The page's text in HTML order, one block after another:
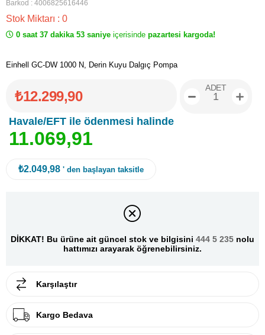
Barkod : 4006825616446
Stok Miktarı : 0
0 saat 37 dakika 52 saniye içerisinde pazartesi kargoda!
Einhell GC-DW 1000 N, Derin Kuyu Dalgıç Pompa
₺12.299,90
Havale/EFT ile ödenmesi halinde
11.069,91
ADET
₺2.049,98 ' den başlayan taksitle
DİKKAT! Bu ürüne ait güncel stok ve bilgisini 444 5 235 nolu
hattımızı arayarak öğrenebilirsiniz.
Karşılaştır
Kargo Bedava